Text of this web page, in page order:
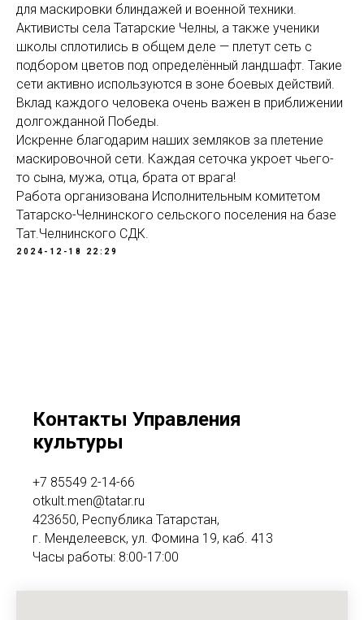
для маскировки блиндажей и военной техники.
Активисты села Татарские Челны, а также ученики
школы сплотились в общем деле — плетут сеть с
подбором цветов под определённый ландшафт. Такие
сети активно используются в зоне боевых действий.
Вклад каждого человека очень важен в приближении
долгожданной Победы.
Искренне благодарим наших земляков за плетение
маскировочной сети. Каждая сеточка укроет чьего-
то сына, мужа, отца, брата от врага!
Работа организована Исполнительным комитетом
Татарско-Челнинского сельского поселения на базе
Тат.Челнинского СДК.
2024-12-18 22:29
Контакты Управления
культуры
+7 85549 2-14-66
otkult.men@tatar.ru
423650, Республика Татарстан,
г. Менделеевск, ул. Фомина 19, каб. 413
Часы работы: 8:00-17:00